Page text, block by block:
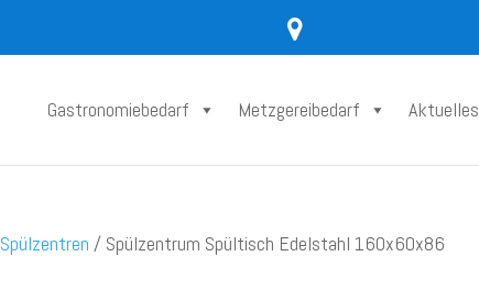
Gastronomiebedarf Metzgereibedarf Aktuelles
Spülzentren / Spülzentrum Spültisch Edelstahl 160x60x86